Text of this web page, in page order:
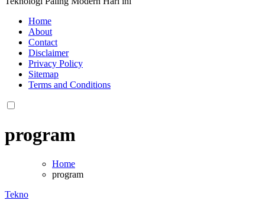
Home
About
Contact
Disclaimer
Privacy Policy
Sitemap
Terms and Conditions
program
Home
program
Tekno